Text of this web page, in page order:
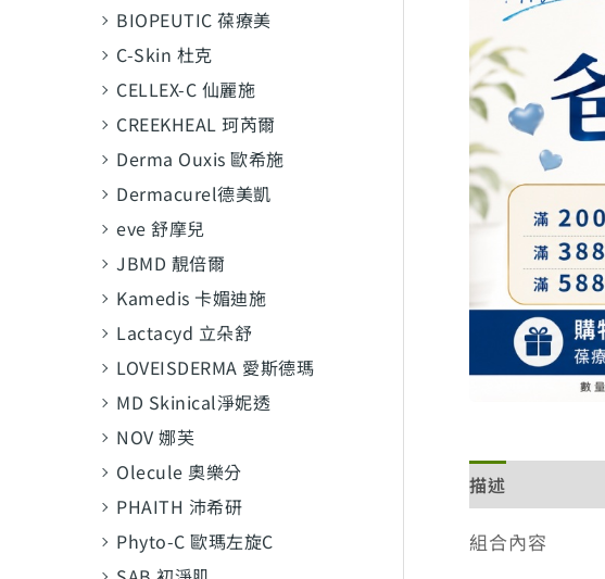
BIOPEUTIC 葆療美
C-Skin 杜克
CELLEX-C 仙麗施
CREEKHEAL 珂芮爾
Derma Ouxis 歐希施
Dermacurel德美凱
eve 舒摩兒
JBMD 靚倍爾
Kamedis 卡媚迪施
Lactacyd 立朵舒
LOVEISDERMA 愛斯德瑪
MD Skinical淨妮透
NOV 娜芙
Olecule 奧樂分
PHAITH 沛希研
Phyto-C 歐瑪左旋C
描述
組合內容